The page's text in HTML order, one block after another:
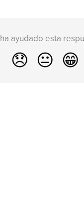
ayudado esta
😞 😐 😁